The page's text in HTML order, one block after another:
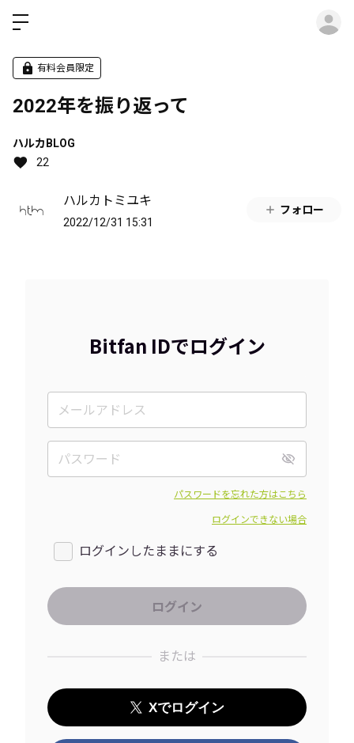
有料会員限定
2022年を振り返って
ハルカBLOG
22
ハルカトミユキ
2022/12/31 15:31
フォロー
Bitfan IDでログイン
パスワードを忘れた方はこちら
ログインできない場合
ログインしたままにする
または
Xでログイン